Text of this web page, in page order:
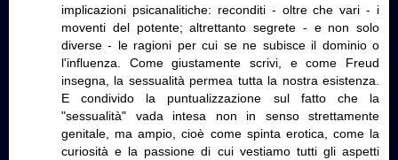
implicazioni psicanalitiche: reconditi - oltre che vari - i
moventi del potente; altrettanto segrete - e non solo
diverse - le ragioni per cui se ne subisce il dominio o
l'influenza. Come giustamente scrivi, e come Freud
insegna, la sessualità permea tutta la nostra esistenza.
E condivido la puntualizzazione sul fatto che la
"sessualità" vada intesa non in senso strettamente
genitale, ma ampio, cioè come spinta erotica, come la
curiosità e la passione di cui vestiamo tutti gli aspetti